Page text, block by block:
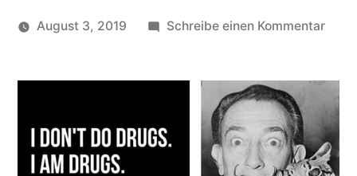
August 3, 2019 Schreibe einen Kommentarzu